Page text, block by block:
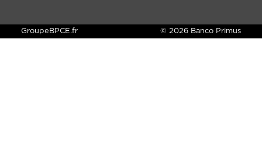
GroupeBPCE.fr © 2026 Banco Primus